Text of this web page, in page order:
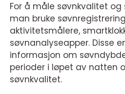
For å måle søvnkvalitet
man bruke
aktivitetsmålere,
søvnanalyseapper. Disse
informasjon om
perioder i løpet av natten
søvnkvalitet.